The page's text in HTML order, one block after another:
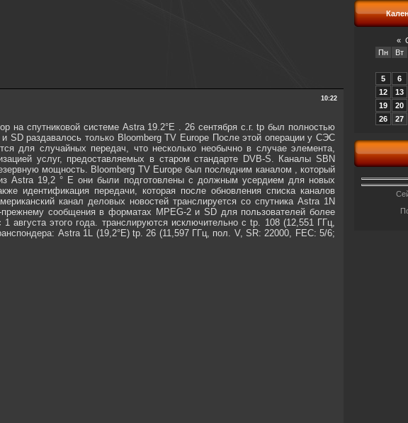
10:22
на спутниковой системе Astra 19.2°E . 26 сентября с.г. tp был полностью
SD раздавалось только Bloomberg TV Europe После этой операции у СЭС
для случайных передач, что несколько необычно в случае элемента,
услуг, предоставляемых в старом стандарте DVB-S. Каналы SBN
мощность. Bloomberg TV Europe был последним каналом , который
Astra 19,2 ° E они были подготовлены с должным усердием для новых
идентификация передачи, которая после обновления списка каналов
канал деловых новостей транслируется со спутника Astra 1N
сообщения в форматах MPEG-2 и SD для пользователей более
этого года. транслируются исключительно с tp. 108 (12,551 ГГц,
Astra 1L (19,2°E) tp. 26 (11,597 ГГц, пол. V, SR: 22000, FEC: 5/6;
«
Пн
Вт
5
6
12
13
19
20
26
27